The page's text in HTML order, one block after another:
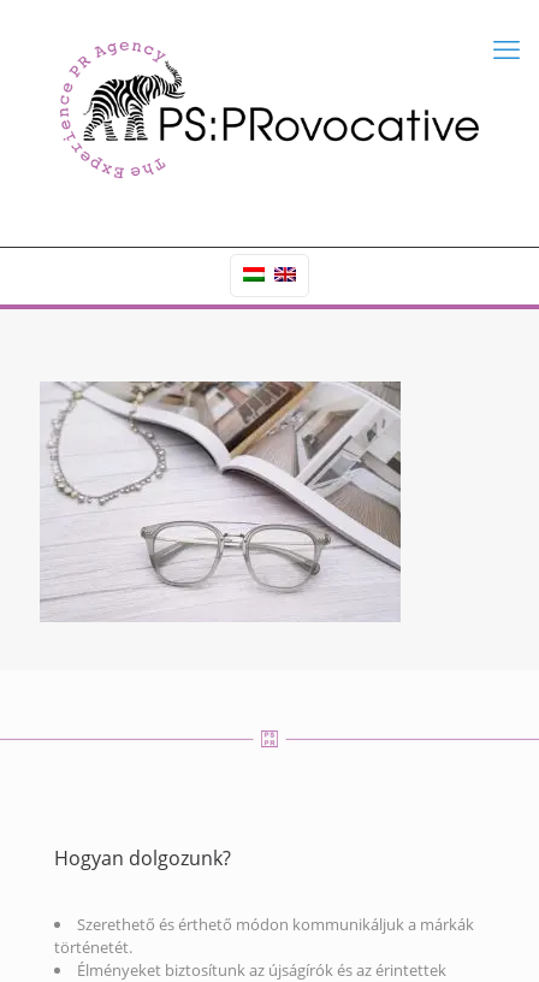
Hogyan dolgozunk?
Szerethető és érthető módon kommunikáljuk a márkák
történetét.
Élményeket biztosítunk az újságírók és az érintettek